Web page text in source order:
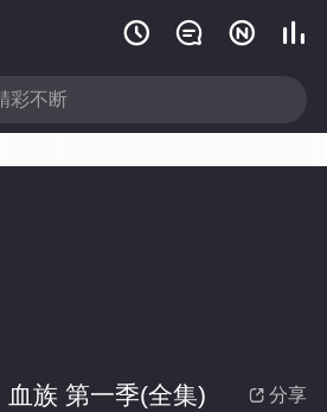
   
 分享
血族 第一季(全集)